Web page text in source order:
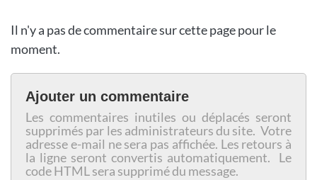
Il n'y a pas de commentaire sur cette page pour le
moment.
Ajouter un commentaire
Les commentaires inutiles ou déplacés seront
supprimés par les administrateurs du site. Votre
adresse e-mail ne sera pas affichée. Les retours à
la ligne seront convertis automatiquement. Le
code HTML sera supprimé du message.